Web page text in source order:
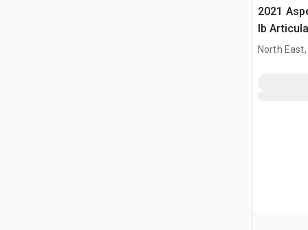
2021
lb
North East,